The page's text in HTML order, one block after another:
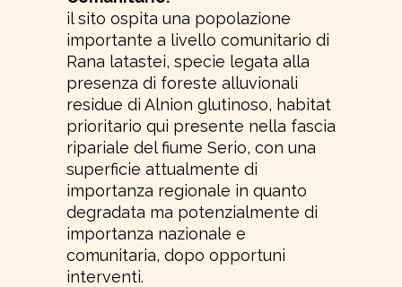
il sito ospita una popolazione
importante a livello comunitario di
Rana latastei, specie legata alla
presenza di foreste alluvionali
residue di Alnion glutinoso, habitat
prioritario qui presente nella fascia
ripariale del fiume Serio, con una
superficie attualmente di
importanza regionale in quanto
degradata ma potenzialmente di
importanza nazionale e
comunitaria, dopo opportuni
interventi.